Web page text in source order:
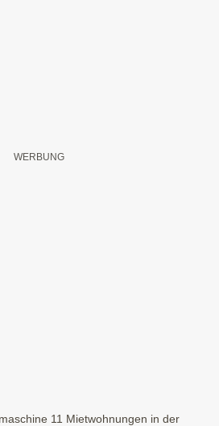
11 Mietwohnungen in der